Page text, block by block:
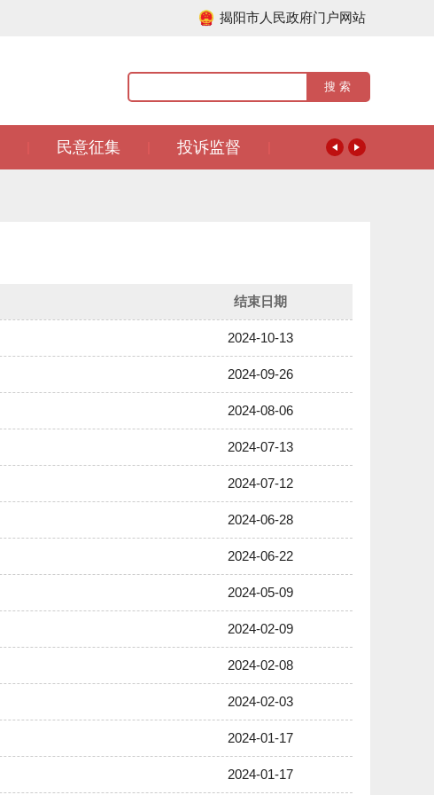
揭阳市人民政府门户网站
民意征集 投诉监督
结束日期
2024-10-13
2024-09-26
2024-08-06
2024-07-13
2024-07-12
2024-06-28
2024-06-22
2024-05-09
2024-02-09
2024-02-08
2024-02-03
2024-01-17
2024-01-17